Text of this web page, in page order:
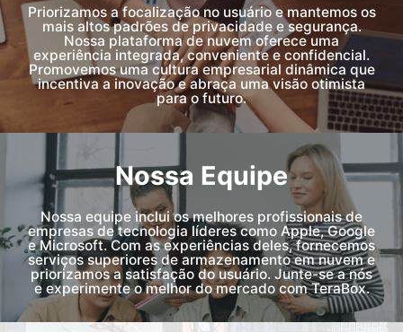
Priorizamos a focalização no usuário e mantemos os
mais altos padrões de privacidade e segurança.
Nossa plataforma de nuvem oferece uma
experiência integrada, conveniente e confidencial.
Promovemos uma cultura empresarial dinâmica que
incentiva a inovação e abraça uma visão otimista
para o futuro.
Nossa Equipe
Nossa equipe inclui os melhores profissionais de
empresas de tecnologia líderes como Apple, Google
e Microsoft. Com as experiências deles, fornecemos
serviços superiores de armazenamento em nuvem e
priorizamos a satisfação do usuário. Junte-se a nós
e experimente o melhor do mercado com TeraBox.